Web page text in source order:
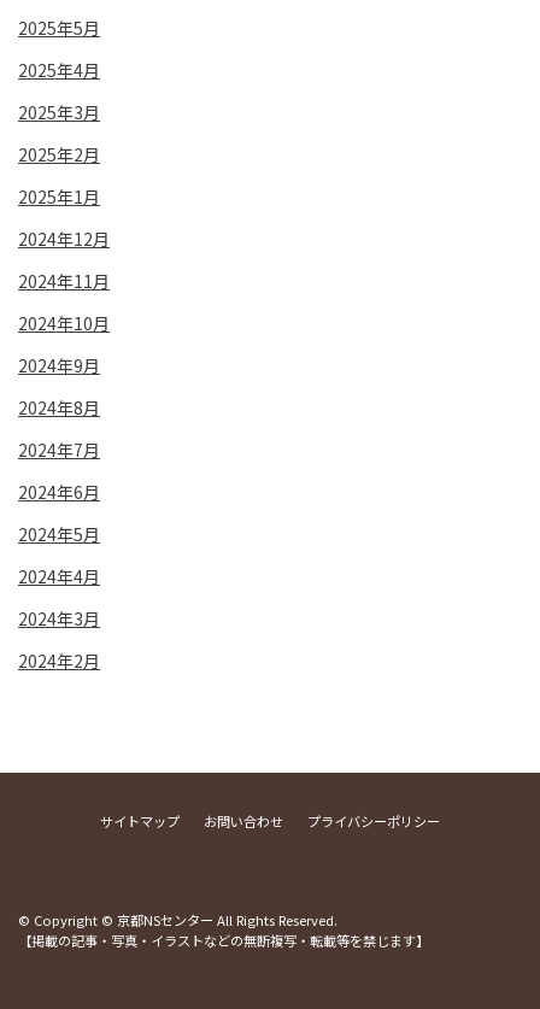
2025年5月
2025年4月
2025年3月
2025年2月
2025年1月
2024年12月
2024年11月
2024年10月
2024年9月
2024年8月
2024年7月
2024年6月
2024年5月
2024年4月
2024年3月
2024年2月
サイトマップ お問い合わせ プライバシーポリシー
© Copyright © 京都NSセンター All Rights Reserved.
【掲載の記事・写真・イラストなどの無断複写・転載等を禁じます】